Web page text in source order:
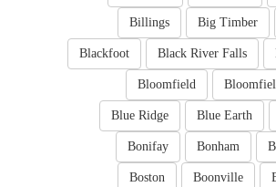
Big Timber
Billings
Black River Falls
Blackfoot
Bloomfield
Blue Earth
Blue Ridge
Bonham
Bonifay
Boonville
Boston